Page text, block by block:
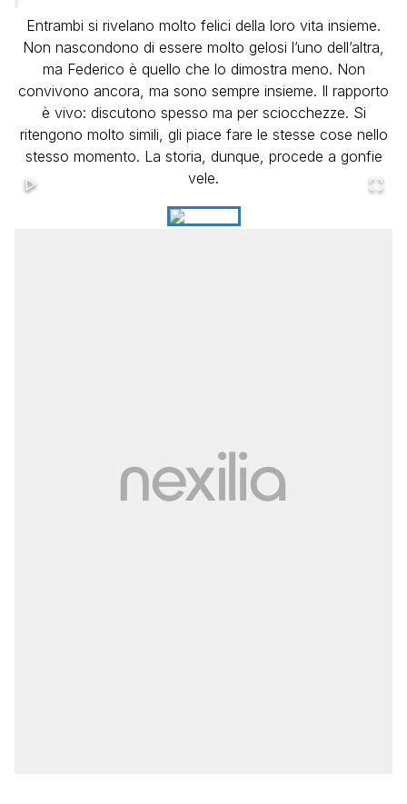
Entrambi si rivelano molto felici della loro vita insieme.
Non nascondono di essere molto gelosi l’uno dell’altra,
ma Federico è quello che lo dimostra meno. Non
convivono ancora, ma sono sempre insieme. Il rapporto
è vivo: discutono spesso ma per sciocchezze. Si
ritengono molto simili, gli piace fare le stesse cose nello
stesso momento. La storia, dunque, procede a gonfie
vele.